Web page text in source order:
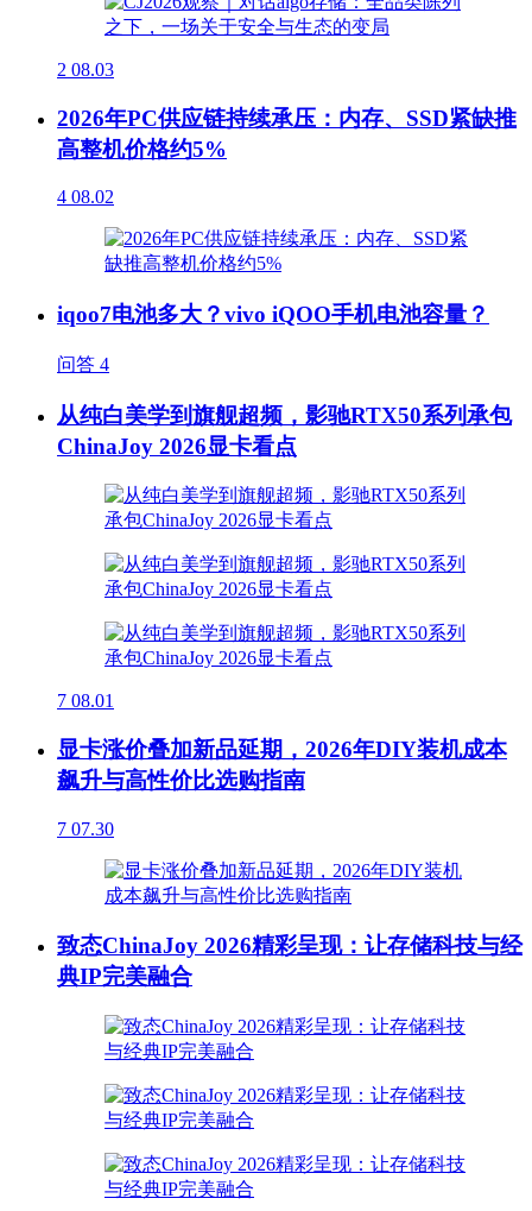
2 08.03
2026年PC供应链持续承压：内存、SSD紧缺推
高整机价格约5%
4 08.02
iqoo7电池多大？vivo iQOO手机电池容量？
问答 4
从纯白美学到旗舰超频，影驰RTX50系列承包
ChinaJoy 2026显卡看点
7 08.01
显卡涨价叠加新品延期，2026年DIY装机成本
飙升与高性价比选购指南
7 07.30
致态ChinaJoy 2026精彩呈现：让存储科技与经
典IP完美融合